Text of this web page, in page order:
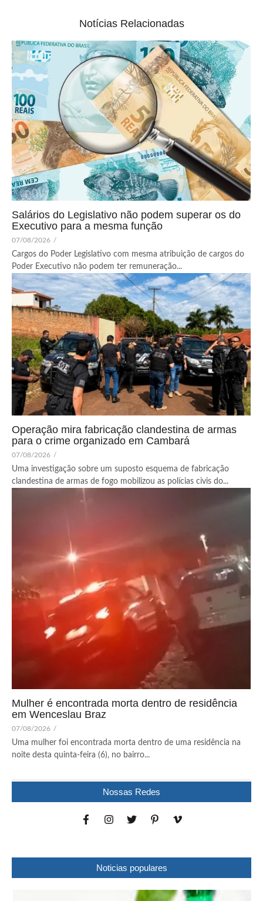
Notícias Relacionadas
Salários do Legislativo não podem superar os do
Executivo para a mesma função
07/08/2026 /
Cargos do Poder Legislativo com mesma atribuição de cargos do
Poder Executivo não podem ter remuneração...
Operação mira fabricação clandestina de armas
para o crime organizado em Cambará
07/08/2026 /
Uma investigação sobre um suposto esquema de fabricação
clandestina de armas de fogo mobilizou as polícias civis do...
Mulher é encontrada morta dentro de residência
em Wenceslau Braz
07/08/2026 /
Uma mulher foi encontrada morta dentro de uma residência na
noite desta quinta-feira (6), no bairro...
Nossas Redes
Noticias populares